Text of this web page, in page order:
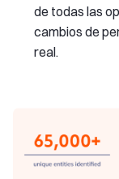
de todas las
cambios de
real.